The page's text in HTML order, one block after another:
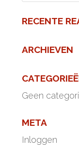
RECENTE
ARCHIEVEN
Geen
META
Inloggen